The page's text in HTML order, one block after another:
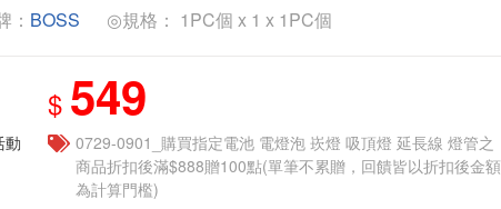
： BOSS ◎規格： 1PC個 x 1 x 1PC個
$ 549
動
0729-0901_購買指定電池 電燈泡 崁燈 吸頂燈 延長線 燈管之
商品折扣後滿$888贈100點(單筆不累贈，回饋皆以折扣後金額
為計算門檻)